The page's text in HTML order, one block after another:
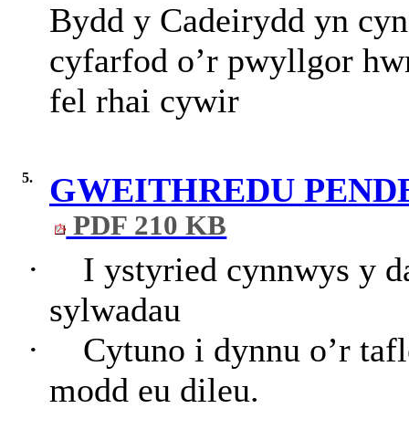
Bydd y Cadeirydd yn
cyfarfod o’r pwyllgor
fel rhai cywir
5. GWEITHREDU
PDF 210 KB
·
I ystyried cynnwys y
sylwadau
·
Cytuno i dynnu o’r
modd eu dileu.